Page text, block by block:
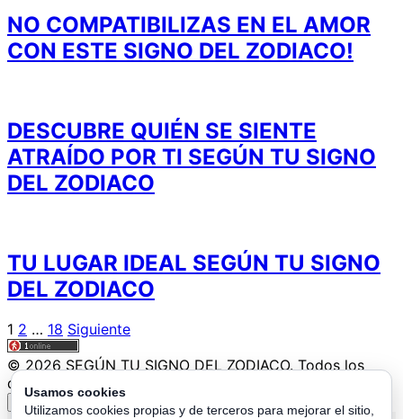
NO COMPATIBILIZAS EN EL AMOR
CON ESTE SIGNO DEL ZODIACO!
DESCUBRE QUIÉN SE SIENTE
ATRAÍDO POR TI SEGÚN TU SIGNO
DEL ZODIACO
TU LUGAR IDEAL SEGÚN TU SIGNO
DEL ZODIACO
Paginación
de
entradas
1 2 … 18 Siguiente
© 2026 SEGÚN TU SIGNO DEL ZODIACO. Todos los
derechos reservados.
Usamos cookies
Utilizamos cookies propias y de terceros para mejorar el sitio,